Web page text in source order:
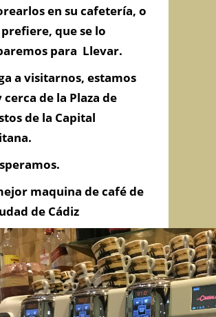
en su cafetería, o
que se lo
para Llevar.
a visitarnos, estamos
cerca de la Plaza de
de la Capital
maquina de café de
de Cádiz
de
GALIANO, 3 - CADIZ
AL MERCADO CENTRAL DE
Cádiz, Cádiz
046 499
con Nosotros